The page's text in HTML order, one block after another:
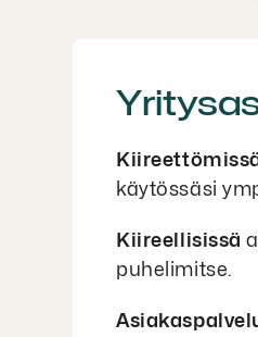
käytössäsi
Kiireellisissä
puhelimitse.